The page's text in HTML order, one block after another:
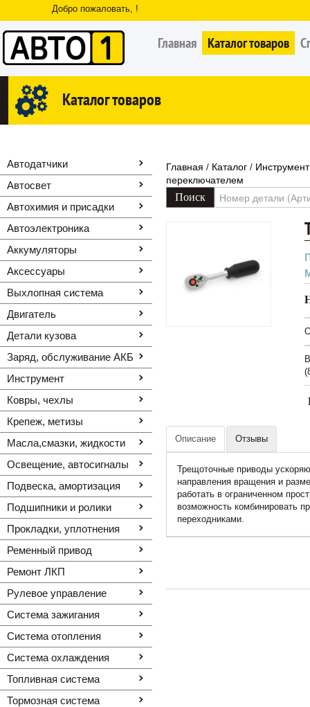
Добро пожаловать, !
Главная Каталог товаров
Каталог товаров
Автодатчики
Автосвет
Автохимия и присадки
Автоэлектроника
Аккумуляторы
Аксессуары
Выхлопная система
Двигатель
Детали кузова
Заряд, обслуживание АКБ
Инструмент
Ковры, чехлы
Крепеж, метизы
Масла,смазки, жидкости
Освещение, автоcигналы
Подвеска, амортизация
Подшипники и ролики
Прокладки, уплотнения
Ременный привод
Ремонт ЛКП
Рулевое управление
Система зажигания
Система отопления
Система охлаждения
Топливная система
Тормозная система
Главная / Каталог / Инструмент
переключателем
Описание Отзывы
Трещоточные приводы
направления вращения и
работать в ограниченном
возможность комбинировать
переходниками.